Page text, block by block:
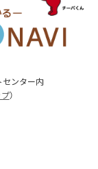
ンター内
）